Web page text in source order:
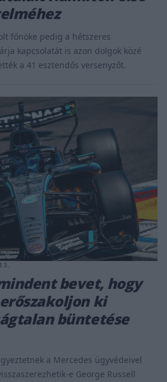
főnöke pedig a hétszeres
kapcsolatát is azon dolgok közé
a 41 esztendős versenyzőt.
bevet, hogy
ki
büntetése
a Mercedes ügyvédeivel
e George Russell